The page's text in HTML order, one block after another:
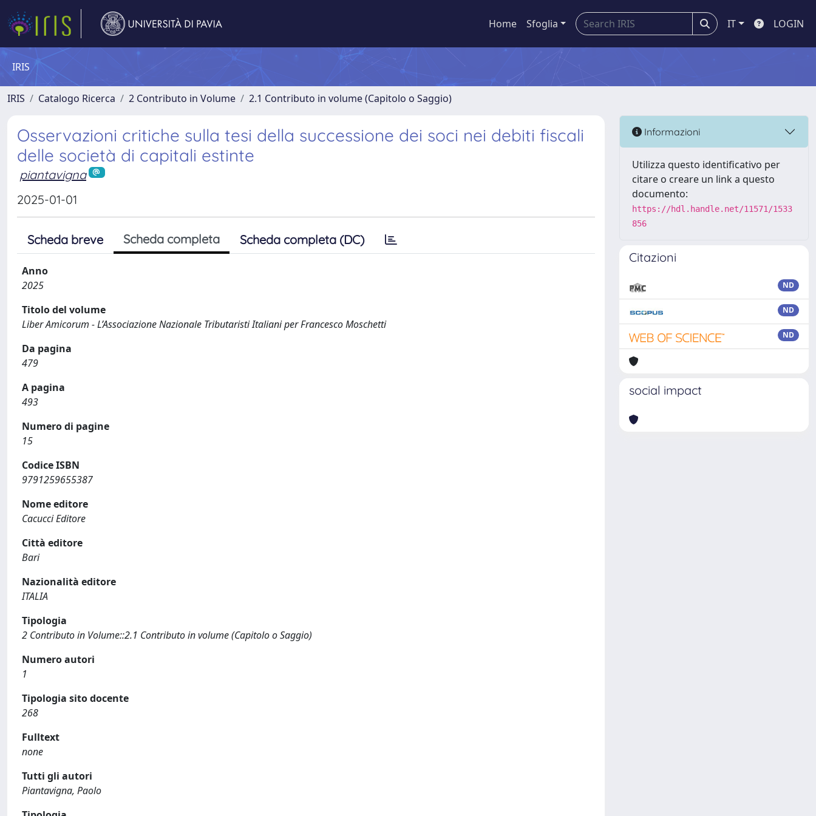
Home Sfoglia IT LOGIN
IRIS
IRIS Catalogo Ricerca 2 Contributo in Volume 2.1 Contributo in volume (Capitolo o Saggio)
Osservazioni critiche sulla tesi della successione dei soci nei debiti fiscali
delle società di capitali estinte
piantavigna
2025-01-01
Scheda breve Scheda completa Scheda completa (DC)
Anno
2025
Titolo del volume
Liber Amicorum - L’Associazione Nazionale Tributaristi Italiani per Francesco Moschetti
Da pagina
479
A pagina
493
Numero di pagine
15
Codice ISBN
9791259655387
Nome editore
Cacucci Editore
Città editore
Bari
Nazionalità editore
ITALIA
Tipologia
2 Contributo in Volume::2.1 Contributo in volume (Capitolo o Saggio)
Numero autori
1
Tipologia sito docente
268
Fulltext
none
Tutti gli autori
Piantavigna, Paolo
Informazioni
Utilizza questo identificativo per
citare o creare un link a questo
documento:
https://hdl.handle.net/11571/1533
856
Citazioni
ND
ND
ND
social impact